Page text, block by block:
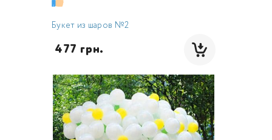
Букет из шаров №2
477 грн.